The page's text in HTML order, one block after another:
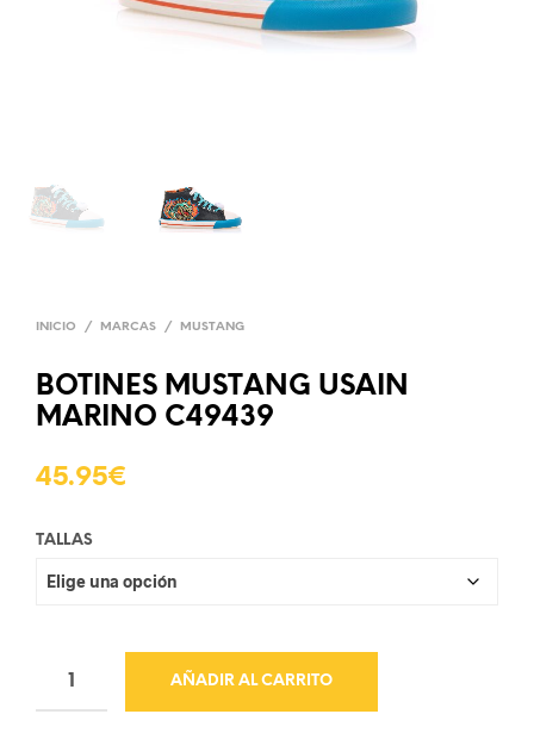
INICIO / MARCAS / MUSTANG
BOTINES MUSTANG USAIN
MARINO C49439
45.95€
TALLAS
AÑADIR AL CARRITO